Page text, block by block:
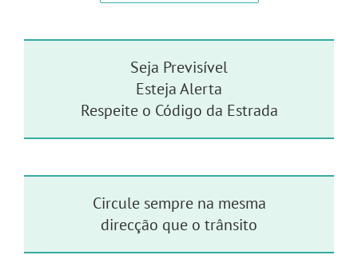
Seja Previsível
Esteja Alerta
Respeite o Código da Estrada
Circule sempre na mesma
direcção que o trânsito